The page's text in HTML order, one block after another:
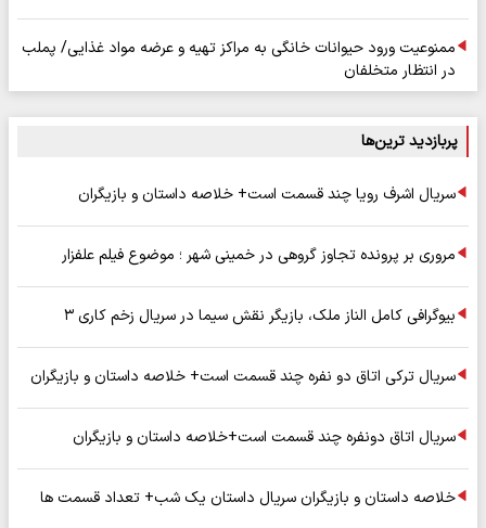
ممنوعیت ورود حیوانات خانگی به مراکز تهیه و عرضه مواد غذایی/ پملب
در انتظار متخلفان
پربازدید ترین‌ها
سریال اشرف رویا چند قسمت است+ خلاصه داستان و بازیگران
مروری بر پرونده تجاوز گروهی در خمینی شهر ؛ موضوع فیلم علفزار
بیوگرافی کامل الناز ملک، بازیگر نقش سیما در سریال زخم کاری ۳
سریال ترکی اتاق دو نفره چند قسمت است+ خلاصه داستان و بازیگران
سریال اتاق دونفره چند قسمت است+خلاصه داستان و بازیگران
خلاصه داستان و بازیگران سریال داستان یک شب+ تعداد قسمت ها